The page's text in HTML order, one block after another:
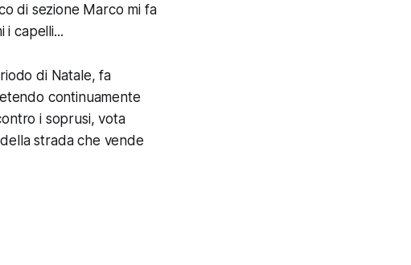
di sezione Marco mi fa
i capelli...
di Natale, fa
continuamente
i soprusi, vota
strada che vende